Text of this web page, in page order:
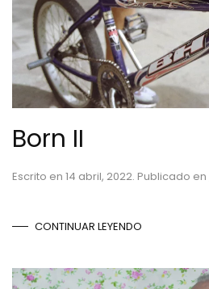
Born II
Escrito en 14 abril, 2022. Publicado en
CONTINUAR LEYENDO